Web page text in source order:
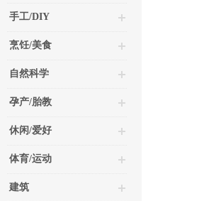
手工/DIY
烹饪/美食
自然科学
孕产/胎教
休闲/爱好
体育/运动
建筑